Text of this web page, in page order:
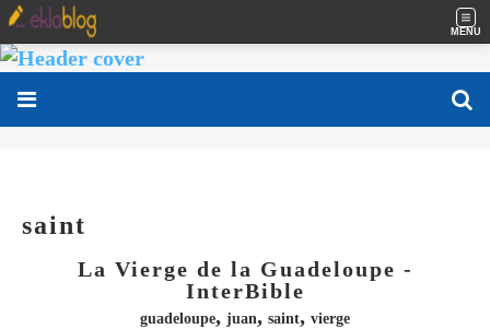
MENU
saint
La Vierge de la Guadeloupe -
InterBible
guadeloupe, juan, saint, vierge